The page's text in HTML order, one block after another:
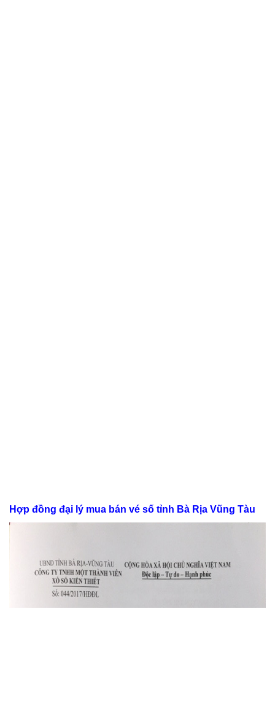
Hợp đồng đại lý mua bán vé số tỉnh Bà Rịa Vũng Tàu